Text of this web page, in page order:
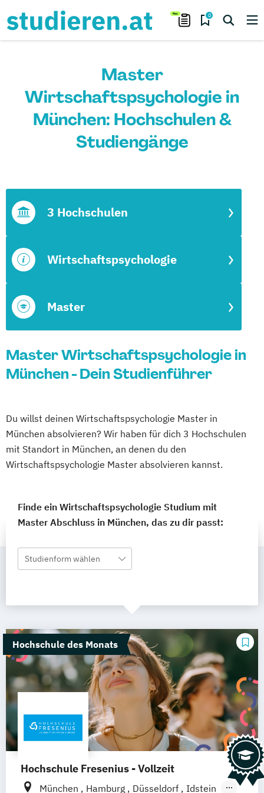
0
Master
Wirtschaftspsychologie in
München: Hochschulen &
Studiengänge
Master
Wirtschaftspsychologie
3 Hochschulen
Master Wirtschaftspsychologie in
München - Dein Studienführer
Du willst deinen Wirtschaftspsychologie Master in
München absolvieren? Wir haben für dich 3 Hochschulen
mit Standort in München, an denen du den
Wirtschaftspsychologie Master absolvieren kannst.
Finde ein Wirtschaftspsychologie Studium mit
Master Abschluss in München, das zu dir passt:
Studienform wählen
Hochschule des Monats
Hochschule Fresenius - Vollzeit
München Hamburg Düsseldorf
Idstein